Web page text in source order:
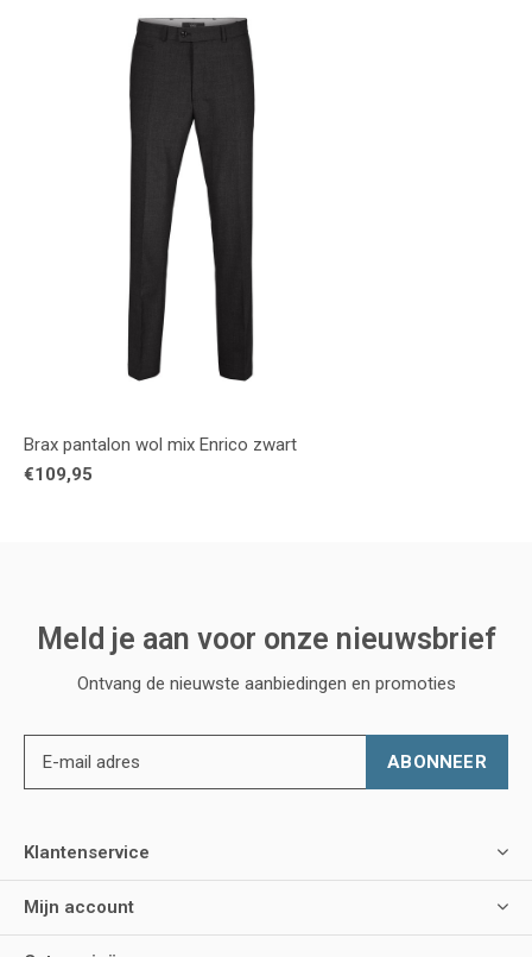
Brax pantalon wol mix Enrico zwart
€109,95
Meld je aan voor onze nieuwsbrief
Ontvang de nieuwste aanbiedingen en promoties
ABONNEER
Klantenservice
Mijn account